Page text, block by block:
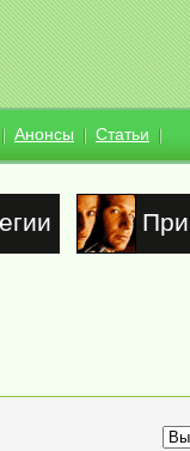
Анонсы Статьи